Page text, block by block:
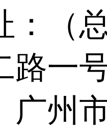
：（
路一
广州